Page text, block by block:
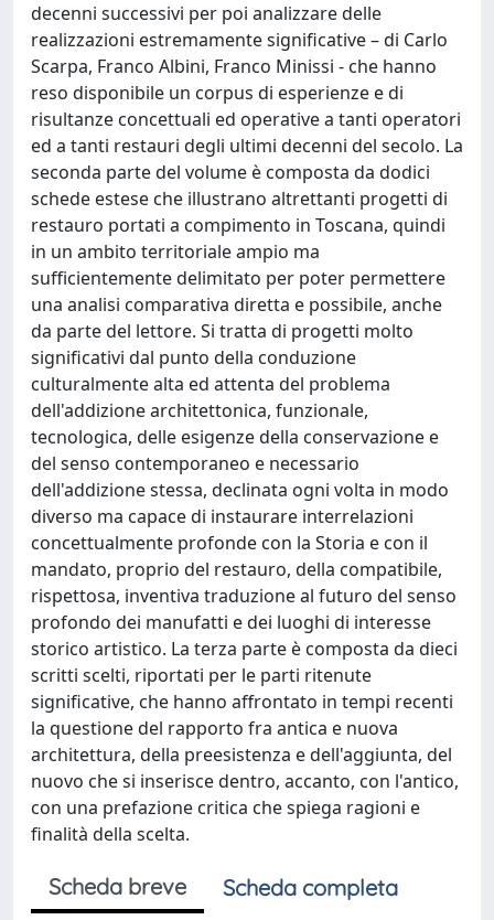
decenni successivi per poi analizzare delle
realizzazioni estremamente significative – di Carlo
Scarpa, Franco Albini, Franco Minissi - che hanno
reso disponibile un corpus di esperienze e di
risultanze concettuali ed operative a tanti operatori
ed a tanti restauri degli ultimi decenni del secolo. La
seconda parte del volume è composta da dodici
schede estese che illustrano altrettanti progetti di
restauro portati a compimento in Toscana, quindi
in un ambito territoriale ampio ma
sufficientemente delimitato per poter permettere
una analisi comparativa diretta e possibile, anche
da parte del lettore. Si tratta di progetti molto
significativi dal punto della conduzione
culturalmente alta ed attenta del problema
dell'addizione architettonica, funzionale,
tecnologica, delle esigenze della conservazione e
del senso contemporaneo e necessario
dell'addizione stessa, declinata ogni volta in modo
diverso ma capace di instaurare interrelazioni
concettualmente profonde con la Storia e con il
mandato, proprio del restauro, della compatibile,
rispettosa, inventiva traduzione al futuro del senso
profondo dei manufatti e dei luoghi di interesse
storico artistico. La terza parte è composta da dieci
scritti scelti, riportati per le parti ritenute
significative, che hanno affrontato in tempi recenti
la questione del rapporto fra antica e nuova
architettura, della preesistenza e dell'aggiunta, del
nuovo che si inserisce dentro, accanto, con l'antico,
con una prefazione critica che spiega ragioni e
finalità della scelta.
Scheda breve
Scheda completa